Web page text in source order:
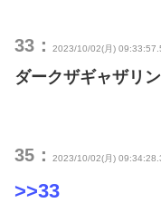
33： 2023/10/02(月)
ダークザギャザリ
35： 2023/10/02(月)
>>33